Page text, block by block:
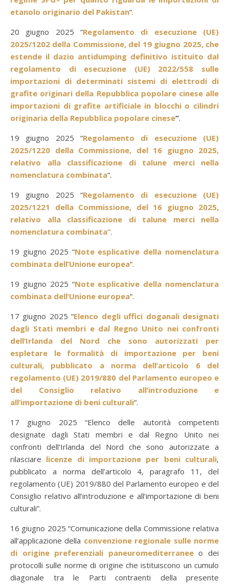
etanolo originario del Pakistan“.
20 giugno 2025 “Regolamento di esecuzione (UE)
2025/1202 della Commissione, del 19 giugno 2025, che
estende il dazio antidumping definitivo istituito dal
regolamento di esecuzione (UE) 2022/558 sulle
importazioni di determinati sistemi di elettrodi di
grafite originari della Repubblica popolare cinese alle
importazioni di grafite artificiale in blocchi o cilindri
originaria della Repubblica popolare cinese“.
19 giugno 2025 “Regolamento di esecuzione (UE)
2025/1220 della Commissione, del 16 giugno 2025,
relativo alla classificazione di talune merci nella
nomenclatura combinata“.
19 giugno 2025 “Regolamento di esecuzione (UE)
2025/1221 della Commissione, del 16 giugno 2025,
relativo alla classificazione di talune merci nella
nomenclatura combinata”.
19 giugno 2025 “Note esplicative della nomenclatura
combinata dell’Unione europea“.
19 giugno 2025 “Note esplicative della nomenclatura
combinata dell’Unione europea“.
17 giugno 2025 “Elenco degli uffici doganali designati
dagli Stati membri e dal Regno Unito nei confronti
dell’Irlanda del Nord che sono autorizzati per
espletare le formalità di importazione per beni
culturali, pubblicato a norma dell’articolo 6 del
regolamento (UE) 2019/880 del Parlamento europeo e
del Consiglio relativo all’introduzione e
all’importazione di beni culturali“.
17 giugno 2025 “Elenco delle autorità competenti
designate dagli Stati membri e dal Regno Unito nei
confronti dell’Irlanda del Nord che sono autorizzate a
rilasciare licenze di importazione per beni culturali,
pubblicato a norma dell’articolo 4, paragrafo 11, del
regolamento (UE) 2019/880 del Parlamento europeo e del
Consiglio relativo all’introduzione e all’importazione di beni
culturali”.
16 giugno 2025 “Comunicazione della Commissione relativa
all’applicazione della convenzione regionale sulle norme
di origine preferenziali paneuromediterraneeo dei
protocolli sulle norme di origine che istituiscono un cumulo
diagonale tra le Parti contraenti della presente